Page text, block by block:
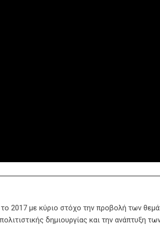
το 2017 με κύριο στόχο την προβολή των
δημιουργίας και την ανάπτυξη